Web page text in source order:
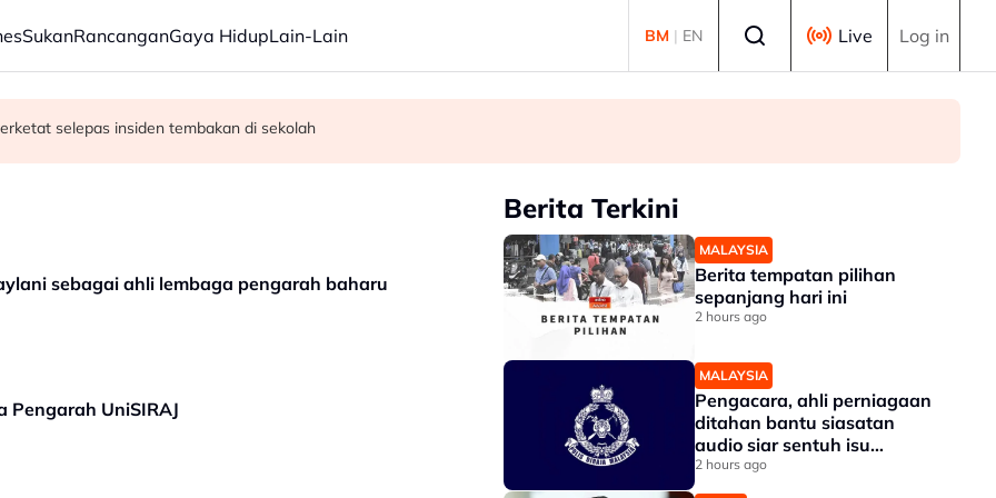
SukanRancanganGaya HidupLain-Lain BM | EN Live Log in
audio siar sentuh isu sensitiviti agama
selepas insiden tembakan di sekolah
sebagai ahli lembaga pengarah baharu
Pengarah UniSIRAJ
Berita Terkini
MALAYSIA
Berita tempatan pilihan
sepanjang hari ini
2 hours ago
MALAYSIA
Pengacara, ahli perniagaan
ditahan bantu siasatan
audio siar sentuh isu
sensitiviti agama
2 hours ago